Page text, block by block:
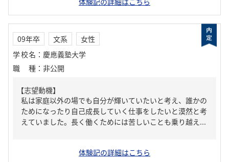
09年卒 文系
女性
学校名 ： 慶應義塾大学
職種 ： 非公開
【志望動機】
私は家庭以外の場でも自分が輝いていたいと考え、誰かの
ためになったり自己成長していく仕事をしたいと漠然と考
えていました。長く働くためには苦しいことも乗り越え...
体験記の詳細はこちら